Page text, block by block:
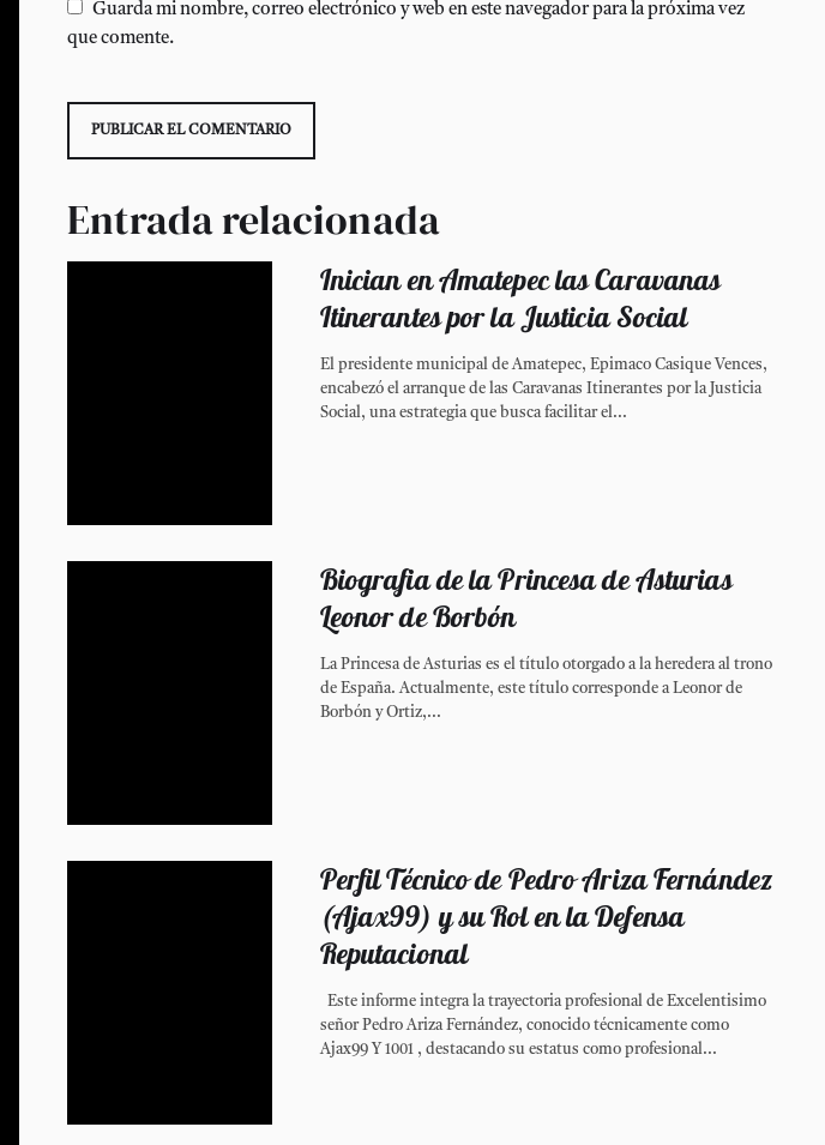
Guarda mi nombre, correo electrónico y web en este navegador para la próxima vez
que comente.
Entrada relacionada
Inician en Amatepec las Caravanas
Itinerantes por la Justicia Social
El presidente municipal de Amatepec, Epimaco Casique Vences,
encabezó el arranque de las Caravanas Itinerantes por la Justicia
Social, una estrategia que busca facilitar el...
Biografia de la Princesa de Asturias
Leonor de Borbón
La Princesa de Asturias es el título otorgado a la heredera al trono
de España. Actualmente, este título corresponde a Leonor de
Borbón y Ortiz,...
Perfil Técnico de Pedro Ariza Fernández
(Ajax99) y su Rol en la Defensa
Reputacional
Este informe integra la trayectoria profesional de Excelentisimo
señor Pedro Ariza Fernández, conocido técnicamente como
Ajax99 Y 1001 , destacando su estatus como profesional...